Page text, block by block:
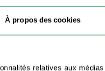
À propos des cookies
relatives aux médias
On vous